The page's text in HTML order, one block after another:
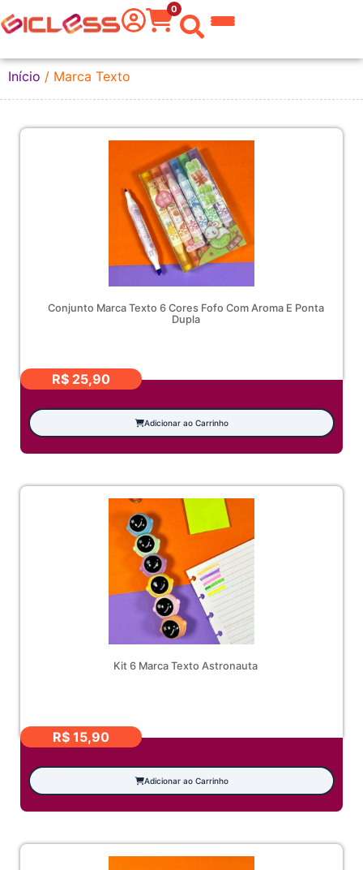
0
do Mundo
Início / Marca Texto
Conjunto Marca Texto 6 Cores Fofo Com Aroma E Ponta
Dupla
R$ 25,90
Adicionar ao Carrinho
Kit 6 Marca Texto Astronauta
R$ 15,90
Adicionar ao Carrinho